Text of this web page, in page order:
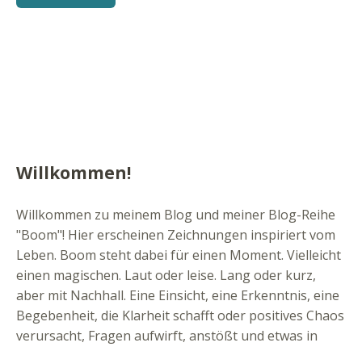
Willkommen!
Willkommen zu meinem Blog und meiner Blog-Reihe
"Boom"! Hier erscheinen Zeichnungen inspiriert vom
Leben. Boom steht dabei für einen Moment. Vielleicht
einen magischen. Laut oder leise. Lang oder kurz,
aber mit Nachhall. Eine Einsicht, eine Erkenntnis, eine
Begebenheit, die Klarheit schafft oder positives Chaos
verursacht, Fragen aufwirft, anstößt und etwas in